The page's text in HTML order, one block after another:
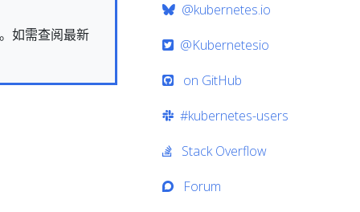
如需查阅最新
@kubernetes.io
@Kubernetesio
on GitHub
#kubernetes-users
Stack Overflow
Forum